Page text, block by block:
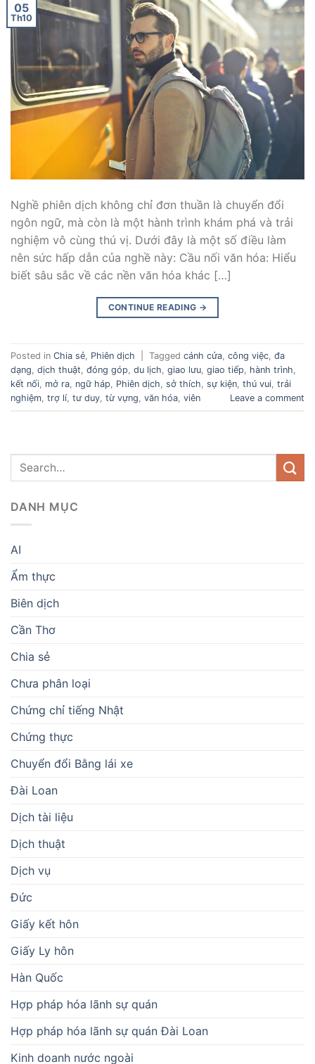
05
Th10
Nghề phiên dịch không chỉ đơn thuần là chuyển đổi
ngôn ngữ, mà còn là một hành trình khám phá và trải
nghiệm vô cùng thú vị. Dưới đây là một số điều làm
nên sức hấp dẫn của nghề này: Cầu nối văn hóa: Hiểu
biết sâu sắc về các nền văn hóa khác […]
CONTINUE READING →
Posted in Chia sẻ Phiên dịch Tagged cánh cửa công việc đa
dạng dịch thuật đóng góp du lịch giao lưu giao tiếp hành trình
kết nối mở ra ngữ háp Phiên dịch sở thích sự kiện thú vui trải
nghiệm trợ lí tư duy từ vựng văn hóa viên Leave a comment
DANH MỤC
AI
Ẩm thực
Biên dịch
Cần Thơ
Chia sẻ
Chưa phân loại
Chứng chỉ tiếng Nhật
Chứng thực
Chuyển đổi Bằng lái xe
Đài Loan
Dịch tài liệu
Dịch thuật
Dịch vụ
Đức
Giấy kết hôn
Giấy Ly hôn
Hàn Quốc
Hợp pháp hóa lãnh sự quán
Hợp pháp hóa lãnh sự quán Đài Loan
Kinh doanh nước ngoài